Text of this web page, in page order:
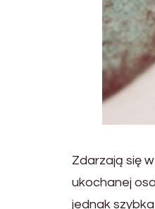
Zdarzają się
ukochanej
jednak